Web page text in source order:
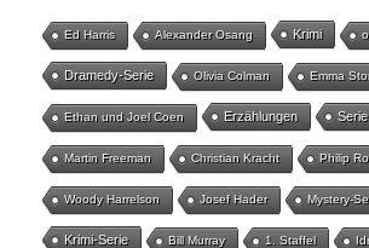
Ed Harris Alexander Osang Krimi
Dramedy-Serie Olivia Colman Emma
Ethan und Joel Coen Erzählungen Serie
Martin Freeman Christian Kracht Philip
Woody Harrelson Josef Hader Mystery-
Krimi-Serie Bill Murray 1. Staffel